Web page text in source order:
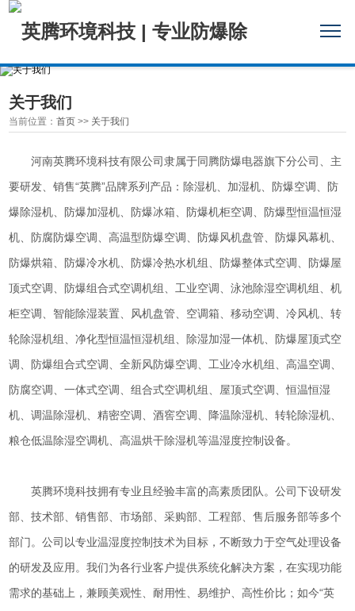
关于我们
当前位置：首页 >> 关于我们
河南英腾环境科技有限公司隶属于同腾防爆电器旗下分公司、主
要研发、销售“英腾”品牌系列产品：除湿机、加湿机、防爆空调、防
爆除湿机、防爆加湿机、防爆冰箱、防爆机柜空调、防爆型恒温恒湿
机、防腐防爆空调、高温型防爆空调、防爆风机盘管、防爆风幕机、
防爆烘箱、防爆冷水机、防爆冷热水机组、防爆整体式空调、防爆屋
顶式空调、防爆组合式空调机组、工业空调、泳池除湿空调机组、机
柜空调、智能除湿装置、风机盘管、空调箱、移动空调、冷风机、转
轮除湿机组、净化型恒温恒湿机组、除湿加湿一体机、防爆屋顶式空
调、防爆组合式空调、全新风防爆空调、工业冷水机组、高温空调、
防腐空调、一体式空调、组合式空调机组、屋顶式空调、恒温恒湿
机、调温除湿机、精密空调、酒窖空调、降温除湿机、转轮除湿机、
粮仓低温除湿空调机、高温烘干除湿机等温湿度控制设备。
英腾环境科技拥有专业且经验丰富的高素质团队。公司下设研发
部、技术部、销售部、市场部、采购部、工程部、售后服务部等多个
部门。公司以专业温湿度控制技术为目标，不断致力于空气处理设备
的研发及应用。我们为各行业客户提供系统化解决方案，在实现功能
需求的基础上，兼顾美观性、耐用性、易维护、高性价比；如今“英